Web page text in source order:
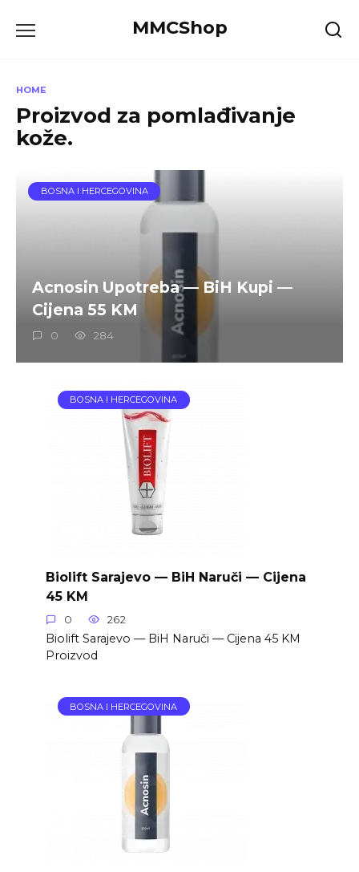
MMCShop
HOME
Proizvod za pomlađivanje
kože.
BOSNA I HERCEGOVINA
Acnosin Upotreba — BiH Kupi —
Cijena 55 KM
0 284
BOSNA I HERCEGOVINA
Biolift Sarajevo — BiH Naruči — Cijena
45 KM
0 262
Biolift Sarajevo — BiH Naruči — Cijena 45 KM
Proizvod
BOSNA I HERCEGOVINA